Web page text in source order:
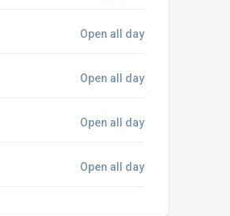
Open all day
Open all day
Open all day
Open all day